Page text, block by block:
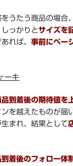
うたう商品の場合
しっかりとサイズを
れば、 事前にペー
品到着後の期待値を
を越えたものが届
まれ、結果として
着後のフォロー体制